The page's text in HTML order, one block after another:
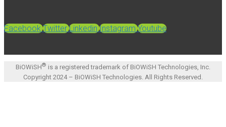
Facebook Twitter Linkedin Instagram Youtube
BiOWiSH® is a registered trademark of BiOWiSH Technologies, Inc.
Copyright 2024 – BiOWiSH Technologies. All Rights Reserved.